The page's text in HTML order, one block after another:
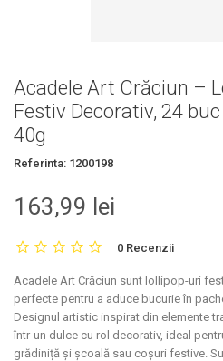
Acadele Art Crăciun –
Festiv Decorativ, 24
40g
Referinta: 1200198
163,99 lei
0 Recenzii
Acadele Art Crăciun sunt lollipop-uri
perfecte pentru a aduce bucurie în
Designul artistic inspirat din elemente
într-un dulce cu rol decorativ, ideal
grădiniță și școală sau coșuri festive.